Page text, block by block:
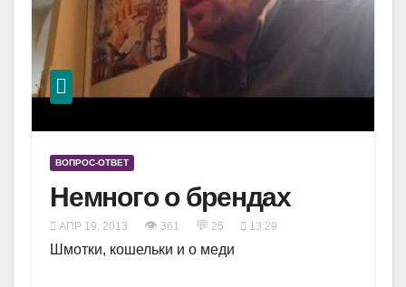
ВОПРОС-ОТВЕТ
Немного о брендах
АПР 19, 2013 👁 361 💬 25 13:29
Шмотки, кошельки и о меди